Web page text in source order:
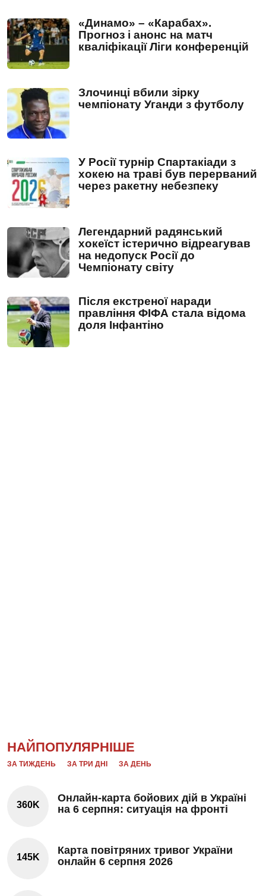
«Динамо» – «Карабах».
Прогноз і анонс на матч
кваліфікації Ліги конференцій
Злочинці вбили зірку
чемпіонату Уганди з футболу
У Росії турнір Спартакіади з
хокею на траві був перерваний
через ракетну небезпеку
Легендарний радянський
хокеїст істерично відреагував
на недопуск Росії до
Чемпіонату світу
Після екстреної наради
правління ФІФА стала відома
доля Інфантіно
НАЙПОПУЛЯРНІШЕ
ЗА ТИЖДЕНЬ ЗА ТРИ ДНІ ЗА ДЕНЬ
360K
Онлайн-карта бойових дій в Україні
на 6 серпня: ситуація на фронті
145K
Карта повітряних тривог України
онлайн 6 серпня 2026